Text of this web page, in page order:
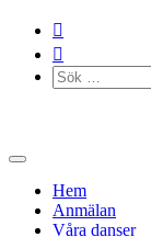
Skip
contentSök
efter:
Hem
Anmälan
Våra danser